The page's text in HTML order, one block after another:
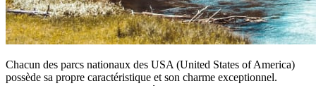
Chacun des parcs nationaux des USA (United States of America)
possède sa propre caractéristique et son charme exceptionnel.